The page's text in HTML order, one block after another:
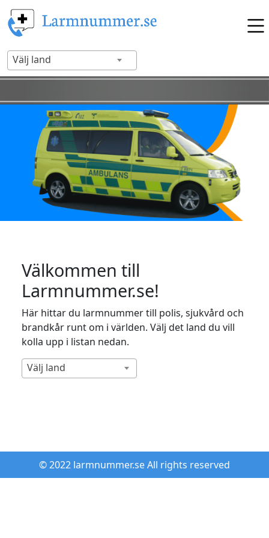
Välj land
Välkommen till
Larmnummer.se!
Här hittar du larmnummer till polis, sjukvård och
brandkår runt om i världen. Välj det land du vill
kolla upp i listan nedan.
Välj land
© 2022 larmnummer.se All rights reserved